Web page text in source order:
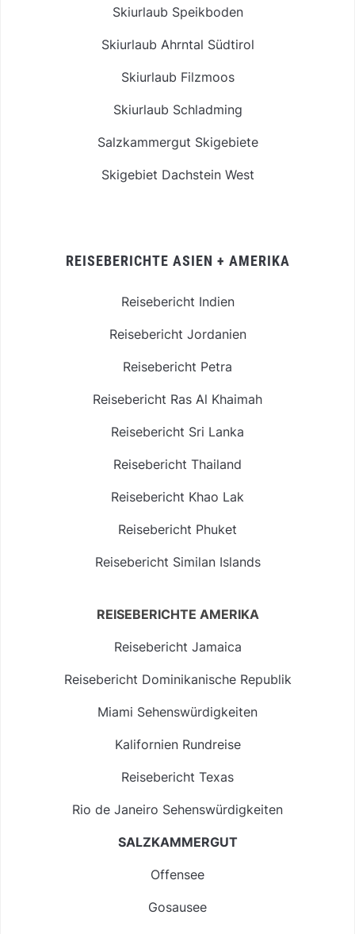
Skiurlaub Speikboden
Skiurlaub Ahrntal Südtirol
Skiurlaub Filzmoos
Skiurlaub Schladming
Salzkammergut Skigebiete
Skigebiet Dachstein West
REISEBERICHTE ASIEN + AMERIKA
Reisebericht Indien
Reisebericht Jordanien
Reisebericht Petra
Reisebericht Ras Al Khaimah
Reisebericht Sri Lanka
Reisebericht Thailand
Reisebericht Khao Lak
Reisebericht Phuket
Reisebericht Similan Islands
REISEBERICHTE AMERIKA
Reisebericht Jamaica
Reisebericht Dominikanische Republik
Miami Sehenswürdigkeiten
Kalifornien Rundreise
Reisebericht Texas
Rio de Janeiro Sehenswürdigkeiten
SALZKAMMERGUT
Offensee
Gosausee